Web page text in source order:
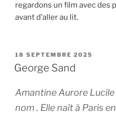
regardons un film avec des
avant d’aller au lit.
PUBLIÉ
LE
18 SEPTEMBRE 2025
George Sand
Amantine Aurore
nom . Elle naît à Paris